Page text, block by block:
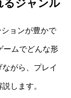
るジャンル
ョンが豊かで
ームでどんな形
がら、プレイ
します。